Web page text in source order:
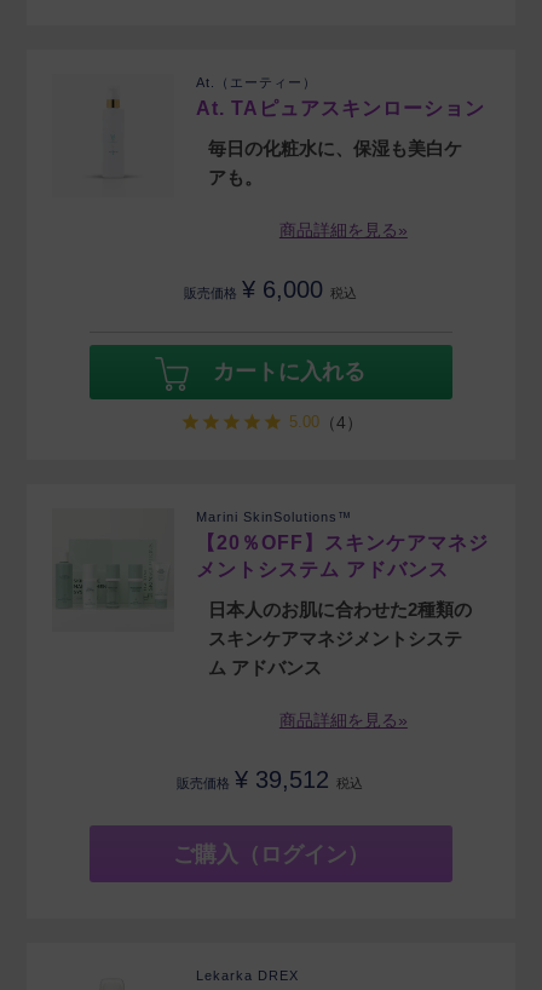
At.（エーティー）
At. TAピュアスキンローション
毎日の化粧水に、保湿も美白ケ
アも。
商品詳細を見る»
販売価格 ¥ 6,000 税込
カートに入れる
5.00（4）
Marini SkinSolutions™
【20％OFF】スキンケアマネジ
メントシステム アドバンス
日本人のお肌に合わせた2種類の
スキンケアマネジメントシステ
ム アドバンス
商品詳細を見る»
販売価格 ¥ 39,512 税込
ご購入（ログイン）
Lekarka DREX